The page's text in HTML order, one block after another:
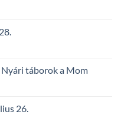
táborok a Mom
26.